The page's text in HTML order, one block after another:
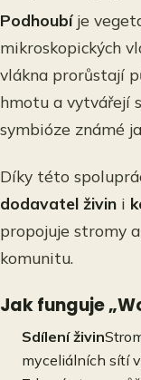
Podhoubíje
mikroskopických
vlákna prorůstají
hmotu a vytvářejí
symbióze známé
Díky této
dodavatel živin i
propojuje stromy
komunitu.
Jak funguje
Sdílení živin
myceliálních sítí